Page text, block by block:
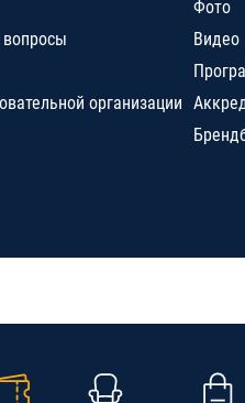
организации
Фото
Видео